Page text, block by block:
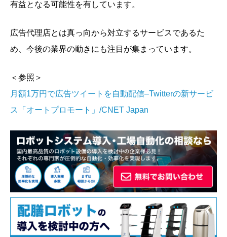
有益となる可能性を有しています。
広告代理店とは真っ向から対立するサービスであるた
め、今後の業界の動きにも注目が集まっています。
＜参照＞
月額1万円で広告ツイートを自動配信–Twitterの新サービ
ス「オートプロモート」/CNET Japan